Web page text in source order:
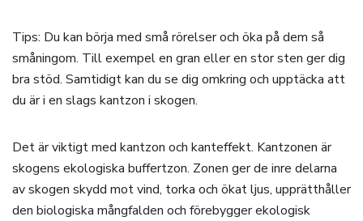
Tips: Du kan börja med små rörelser och öka på dem så
småningom. Till exempel en gran eller en stor sten ger dig
bra stöd. Samtidigt kan du se dig omkring och upptäcka att
du är i en slags kantzon i skogen.
Det är viktigt med kantzon och kanteffekt. Kantzonen är
skogens ekologiska buffertzon. Zonen ger de inre delarna
av skogen skydd mot vind, torka och ökat ljus, upprätthåller
den biologiska mångfalden och förebygger ekologisk